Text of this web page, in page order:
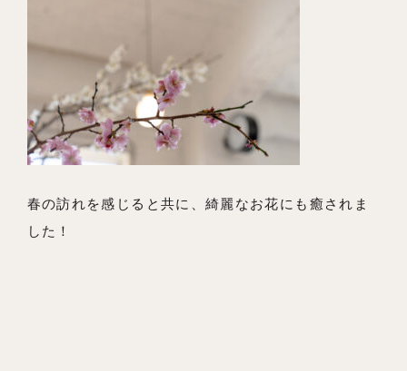
春の訪れを感じると共に、綺麗なお花にも癒されま
した！